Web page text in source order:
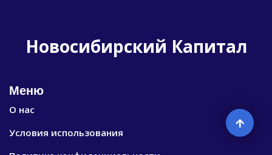
Новосибирский Капитал
Меню
О нас
Условия использования